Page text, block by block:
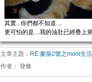
其實...你們都不知道....
更可怕的是....我的油肚已經疊上
文章主題： RE:麥摳2號之moni生
作者： 發條